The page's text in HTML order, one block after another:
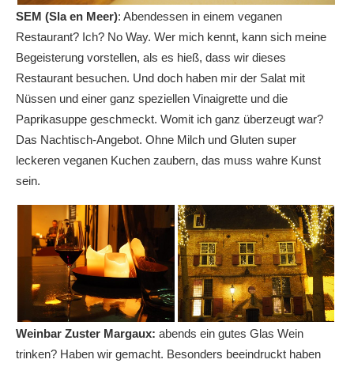
SEM (Sla en Meer): Abendessen in einem veganen
Restaurant? Ich? No Way. Wer mich kennt, kann sich meine
Begeisterung vorstellen, als es hieß, dass wir dieses
Restaurant besuchen. Und doch haben mir der Salat mit
Nüssen und einer ganz speziellen Vinaigrette und die
Paprikasuppe geschmeckt. Womit ich ganz überzeugt war?
Das Nachtisch-Angebot. Ohne Milch und Gluten super
leckeren veganen Kuchen zaubern, das muss wahre Kunst
sein.
Weinbar Zuster Margaux: abends ein gutes Glas Wein
trinken? Haben wir gemacht. Besonders beeindruckt haben